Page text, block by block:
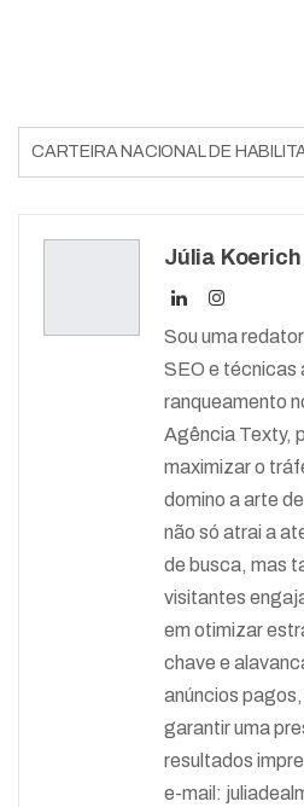
CARTEIRA NACIONAL DE
Júlia Koerich
Sou uma
SEO e técnicas
ranqueamento
Agência Texty,
maximizar o
domino a arte
não só atrai a
de busca, mas
visitantes
em otimizar
chave e
anúncios
garantir uma
resultados
e-mail: